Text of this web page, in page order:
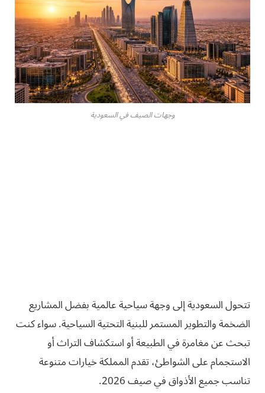
وجهات الصيف في السعودية
تتحول السعودية إلى وجهة سياحية عالمية بفضل المشاريع
الضخمة والتطوير المستمر للبنية التحتية السياحية. سواء كنت
تبحث عن مغامرة في الطبيعة أو استكشاف التراث أو
الاستجمام على الشواطئ، تقدم المملكة خيارات متنوعة
تناسب جميع الأذواق في صيف 2026.